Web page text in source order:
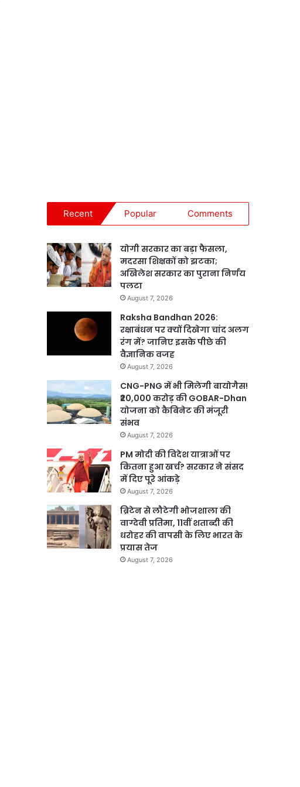
Recent Popular Comments
योगी सरकार का बड़ा फैसला,
मदरसा शिक्षकों को झटका;
अखिलेश सरकार का पुराना निर्णय
पलटा
August 7, 2026
Raksha Bandhan 2026:
रक्षाबंधन पर क्यों दिखेगा चांद अलग
रंग में? जानिए इसके पीछे की
वैज्ञानिक वजह
August 7, 2026
CNG-PNG में भी मिलेगी बायोगैस!
₹20,000 करोड़ की GOBAR-Dhan
योजना को कैबिनेट की मंजूरी
संभव
August 7, 2026
PM मोदी की विदेश यात्राओं पर
कितना हुआ खर्च? सरकार ने संसद
में दिए पूरे आंकड़े
August 7, 2026
ब्रिटेन से लौटेगी भोजशाला की
वाग्देवी प्रतिमा, 11वीं शताब्दी की
धरोहर की वापसी के लिए भारत के
प्रयास तेज
August 7, 2026